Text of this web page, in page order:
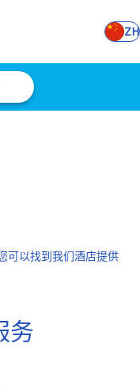
ZH
可以找到我们酒店提供
务